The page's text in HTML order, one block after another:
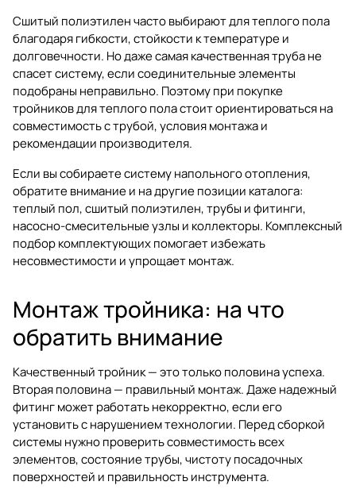
Сшитый полиэтилен часто выбирают для теплого пола
благодаря гибкости, стойкости к температуре и
долговечности. Но даже самая качественная труба не
спасет систему, если соединительные элементы
подобраны неправильно. Поэтому при покупке
тройников для теплого пола стоит ориентироваться на
совместимость с трубой, условия монтажа и
рекомендации производителя.
Если вы собираете систему напольного отопления,
обратите внимание и на другие позиции каталога:
теплый пол,сшитый полиэтилен, трубы и фитинги,
насосно-смесительные узлы и коллекторы. Комплексный
подбор комплектующих помогает избежать
несовместимости и упрощает монтаж.
Монтаж тройника: на что
обратить внимание
Качественный тройник — это только половина успеха.
Вторая половина — правильный монтаж. Даже надежный
фитинг может работать некорректно, если его
установить с нарушением технологии. Перед сборкой
системы нужно проверить совместимость всех
элементов, состояние трубы, чистоту посадочных
поверхностей и правильность инструмента.